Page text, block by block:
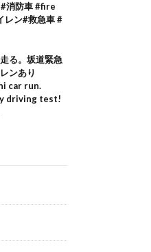
消防車 #fire
ン#救急車 #
る。坂道緊急
ンあり
car run.
driving test!